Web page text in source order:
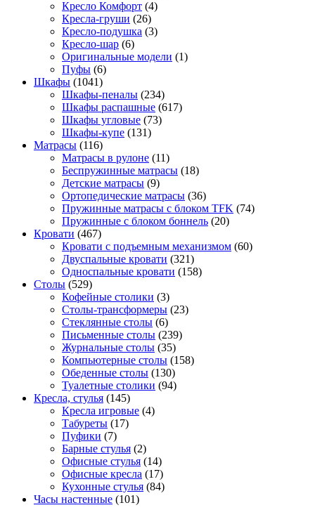
Кресло Комфорт (4)
Кресла-груши (26)
Кресло-подушка (3)
Кресло-шар (6)
Оригинальные модели (1)
Пуфы (6)
Шкафы (1041)
Шкафы-пеналы (234)
Шкафы распашные (617)
Шкафы угловые (73)
Шкафы-купе (131)
Матрасы (116)
Матрасы в рулоне (11)
Беспружинные матрасы (18)
Детские матрасы (9)
Ортопедические матрасы (36)
Пружинные матрасы с блоком TFK (74)
Пружинные с блоком боннель (20)
Кровати (467)
Кровати с подъемным механизмом (60)
Двуспальные кровати (321)
Односпальные кровати (158)
Столы (529)
Кофейные столики (3)
Столы-трансформеры (23)
Стеклянные столы (6)
Письменные столы (239)
Журнальные столы (35)
Компьютерные столы (158)
Обеденные столы (130)
Туалетные столики (94)
Кресла, стулья (145)
Кресла игровые (4)
Табуреты (17)
Пуфики (7)
Барные стулья (2)
Офисные стулья (14)
Офисные кресла (17)
Кухонные стулья (84)
Часы настенные (101)